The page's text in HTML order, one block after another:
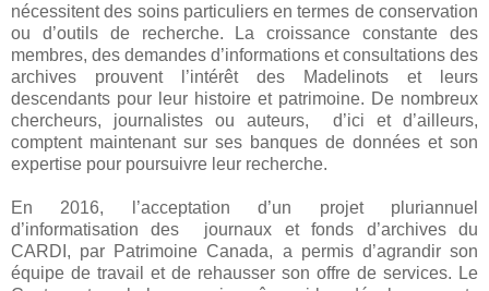
nécessitent des soins particuliers en termes de conservation
ou d’outils de recherche. La croissance constante des
membres, des demandes d’informations et consultations des
archives prouvent l’intérêt des Madelinots et leurs
descendants pour leur histoire et patrimoine. De nombreux
chercheurs, journalistes ou auteurs, d’ici et d’ailleurs,
comptent maintenant sur ses banques de données et son
expertise pour poursuivre leur recherche.
En 2016, l’acceptation d’un projet pluriannuel
d’informatisation des journaux et fonds d’archives du
CARDI, par Patrimoine Canada, a permis d’agrandir son
équipe de travail et de rehausser son offre de services. Le